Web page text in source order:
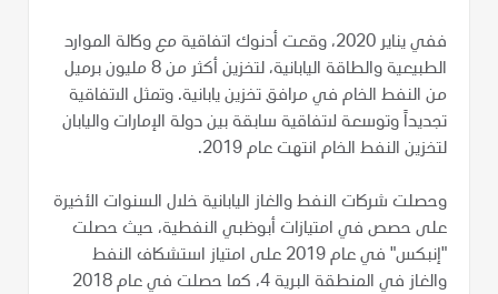
ففي يناير 2020، وقعت أدنوك اتفاقية مع وكالة الموارد
الطبيعية والطاقة اليابانية، لتخزين أكثر من 8 مليون برميل
من النفط الخام في مرافق تخزين يابانية. وتمثل الاتفاقية
تجديداً وتوسعة لاتفاقية سابقة بين دولة الإمارات واليابان
لتخزين النفط الخام انتهت عام 2019.
وحصلت شركات النفط والغاز اليابانية خلال السنوات الأخيرة
على حصص في امتيازات أبوظبي النفطية، حيث حصلت
"إنبكس" في عام 2019 على امتياز استشكاف النفط
والغاز في المنطقة البرية 4، كما حصلت في عام 2018